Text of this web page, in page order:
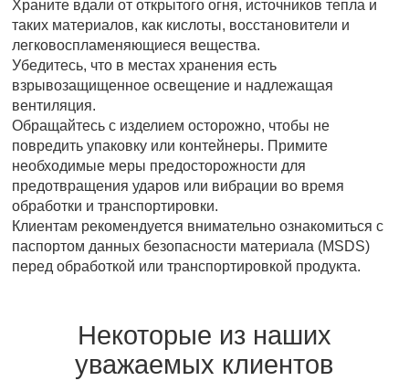
Храните вдали от открытого огня, источников тепла и
таких материалов, как кислоты, восстановители и
легковоспламеняющиеся вещества.
Убедитесь, что в местах хранения есть
взрывозащищенное освещение и надлежащая
вентиляция.
Обращайтесь с изделием осторожно, чтобы не
повредить упаковку или контейнеры. Примите
необходимые меры предосторожности для
предотвращения ударов или вибрации во время
обработки и транспортировки.
Клиентам рекомендуется внимательно ознакомиться с
паспортом данных безопасности материала (MSDS)
перед обработкой или транспортировкой продукта.
Некоторые из наших
уважаемых клиентов